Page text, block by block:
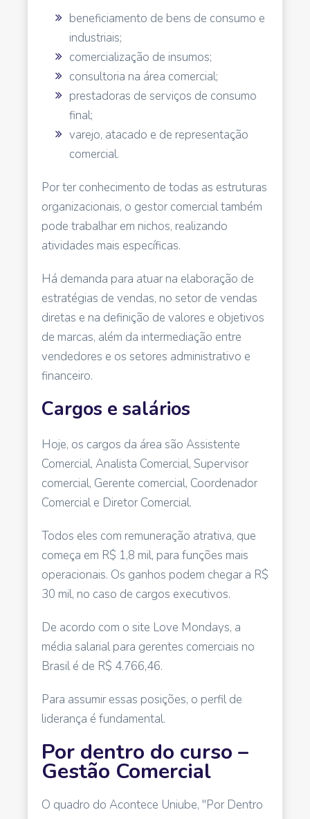
beneficiamento de bens de consumo e
industriais;
comercialização de insumos;
consultoria na área comercial;
prestadoras de serviços de consumo
final;
varejo, atacado e de representação
comercial.
Por ter conhecimento de todas as estruturas
organizacionais, o gestor comercial também
pode trabalhar em nichos, realizando
atividades mais específicas.
Há demanda para atuar na elaboração de
estratégias de vendas, no setor de vendas
diretas e na definição de valores e objetivos
de marcas, além da intermediação entre
vendedores e os setores administrativo e
financeiro.
Cargos e salários
Hoje, os cargos da área são Assistente
Comercial, Analista Comercial, Supervisor
comercial, Gerente comercial, Coordenador
Comercial e Diretor Comercial.
Todos eles com remuneração atrativa, que
começa em R$ 1,8 mil, para funções mais
operacionais. Os ganhos podem chegar a R$
30 mil, no caso de cargos executivos.
De acordo com o site Love Mondays, a
média salarial para gerentes comerciais no
Brasil é de R$ 4.766,46.
Para assumir essas posições, o perfil de
liderança é fundamental.
Por dentro do curso –
Gestão Comercial
O quadro do Acontece Uniube, "Por Dentro